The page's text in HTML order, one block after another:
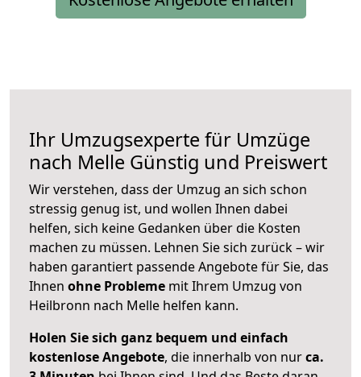
Ihr Umzugsexperte für Umzüge
nach Melle Günstig und Preiswert
Wir verstehen, dass der Umzug an sich schon
stressig genug ist, und wollen Ihnen dabei
helfen, sich keine Gedanken über die Kosten
machen zu müssen. Lehnen Sie sich zurück – wir
haben garantiert passende Angebote für Sie, das
Ihnen ohne Probleme mit Ihrem Umzug von
Heilbronn nach Melle helfen kann.
Holen Sie sich ganz bequem und einfach
kostenlose Angebote, die innerhalb von nurca.